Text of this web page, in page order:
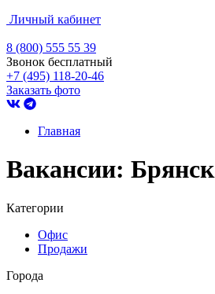
Личный кабинет
8 (800) 555 55 39
Звонок бесплатный
+7 (495) 118-20-46
Заказать фото
Главная
Вакансии: Брянск
Категории
Офис
Продажи
Города